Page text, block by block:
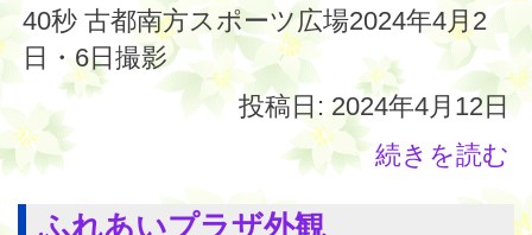
40秒 古都南方スポーツ広場2024年4月2
日・6日撮影
投稿日: 2024年4月12日
続きを読む
ふれあいプラザ外観